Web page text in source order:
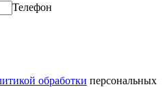
Телефон
обработки персональных